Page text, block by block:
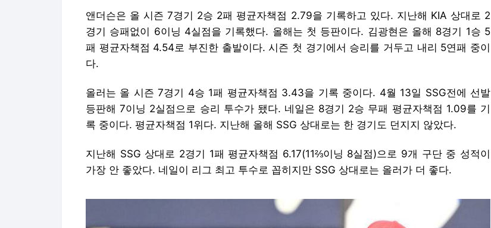
앤더슨은 올 시즌 7경기 2승 2패 평균자책점 2.79을 기록하고 있다. 지난해 KIA 상대로 2
경기 승패없이 6이닝 4실점을 기록했다. 올해는 첫 등판이다. 김광현은 올해 8경기 1승 5
패 평균자책점 4.54로 부진한 출발이다. 시즌 첫 경기에서 승리를 거두고 내리 5연패 중이
다.
올러는 올 시즌 7경기 4승 1패 평균자책점 3.43을 기록 중이다. 4월 13일 SSG전에 선발
등판해 7이닝 2실점으로 승리 투수가 됐다. 네일은 8경기 2승 무패 평균자책점 1.09를 기
록 중이다. 평균자책점 1위다. 지난해 올해 SSG 상대로는 한 경기도 던지지 않았다.
지난해 SSG 상대로 2경기 1패 평균자책점 6.17(11⅔이닝 8실점)으로 9개 구단 중 성적이
가장 안 좋았다. 네일이 리그 최고 투수로 꼽히지만 SSG 상대로는 올러가 더 좋다.